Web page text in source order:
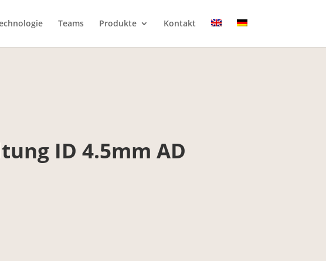
Teams Produkte Kontakt
ID 4.5mm AD